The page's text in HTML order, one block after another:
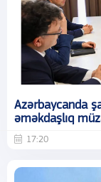
Azərbaycanda
əməkdaşlıq
17:20